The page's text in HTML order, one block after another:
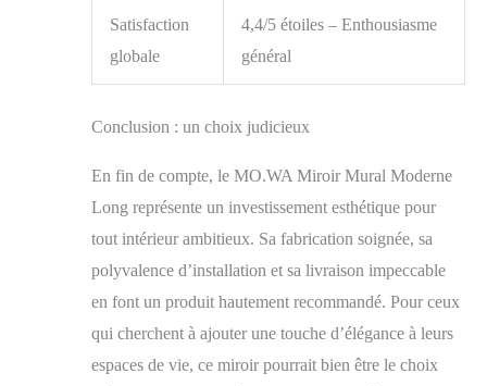
Satisfaction
globale
4,4/5 étoiles – Enthousiasme
général
Conclusion : un choix judicieux
En fin de compte, le MO.WA Miroir Mural Moderne
Long représente un investissement esthétique pour
tout intérieur ambitieux. Sa fabrication soignée, sa
polyvalence d’installation et sa livraison impeccable
en font un produit hautement recommandé. Pour ceux
qui cherchent à ajouter une touche d’élégance à leurs
espaces de vie, ce miroir pourrait bien être le choix